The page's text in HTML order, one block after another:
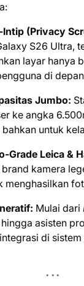
(Privacy
S26 Ultra,
layar hanya
di
Jumbo:
ke angka
untuk
Grade Leica &
kamera
menghasilkan
Mulai dari
asisten
di